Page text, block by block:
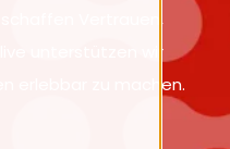
schaffen Vertrauen,
live unterstützen wir
erlebbar zu machen.